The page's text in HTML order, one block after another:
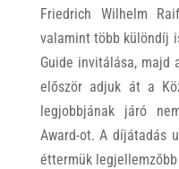
Friedrich Wilhelm
valamint több különdíj
Guide invitálása, majd
először adjuk át a
legjobbjának járó
Award-ot. A díjátadás
éttermük